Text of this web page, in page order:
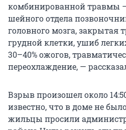
комбинированной травмы
шейного отдела
головного мозга, закрытая
грудной клетки, ушиб
30–40% ожогов,
переохлаждение, —
Взрыв произошел около
известно, что в доме не
жильцы просили